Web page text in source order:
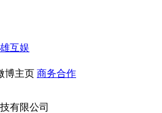
互娱
博主页 商务合作
有限公司